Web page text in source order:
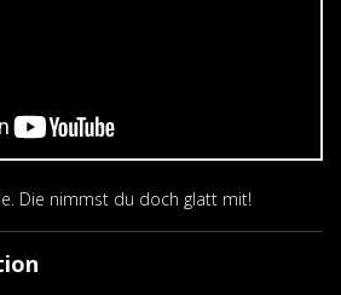
Die nimmst du doch glatt mit!